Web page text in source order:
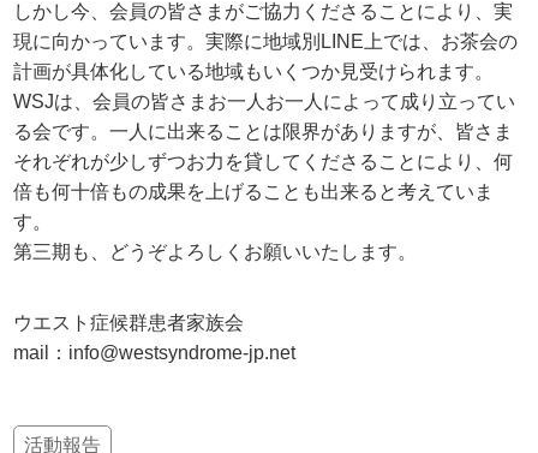
しかし今、会員の皆さまがご協力くださることにより、実
現に向かっています。実際に地域別LINE上では、お茶会の
計画が具体化している地域もいくつか見受けられます。
WSJは、会員の皆さまお一人お一人によって成り立ってい
る会です。一人に出来ることは限界がありますが、皆さま
それぞれが少しずつお力を貸してくださることにより、何
倍も何十倍もの成果を上げることも出来ると考えていま
す。
第三期も、どうぞよろしくお願いいたします。
ウエスト症候群患者家族会
mail：info@westsyndrome-jp.net
活動報告